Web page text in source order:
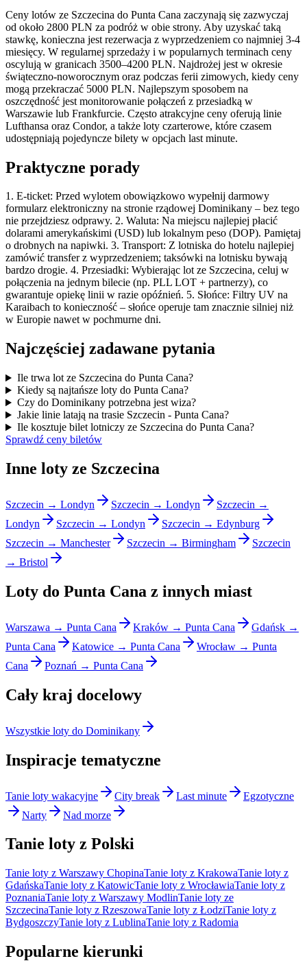
Ceny lotów ze Szczecina do Punta Cana zaczynają się zazwyczaj
od około 2800 PLN za podróż w obie strony. Aby uzyskać taką
stawkę, konieczna jest rezerwacja z wyprzedzeniem co najmniej 3-4
miesięcy. W regularnej sprzedaży i w popularnych terminach ceny
oscylują w granicach 3500–4200 PLN. Najdrożej jest w okresie
świąteczno-noworocznym oraz podczas ferii zimowych, kiedy ceny
mogą przekraczać 5000 PLN. Najlepszym sposobem na
oszczędność jest monitorowanie połączeń z przesiadką w
Warszawie lub Frankfurcie. Często atrakcyjne ceny oferują linie
Lufthansa oraz Condor, a także loty czarterowe, które czasem
udostępniają pojedyncze bilety w opcjach last minute.
Praktyczne porady
1. E-ticket: Przed wylotem obowiązkowo wypełnij darmowy
formularz elektroniczny na stronie rządowej Dominikany – bez tego
nie przejdziesz odprawy. 2. Waluta: Na miejscu najlepiej płacić
dolarami amerykańskimi (USD) lub lokalnym peso (DOP). Pamiętaj
o drobnych na napiwki. 3. Transport: Z lotniska do hotelu najlepiej
zamówić transfer z wyprzedzeniem; taksówki na lotnisku bywają
bardzo drogie. 4. Przesiadki: Wybierając lot ze Szczecina, celuj w
połączenia na jednym bilecie (np. PLL LOT + partnerzy), co
gwarantuje opiekę linii w razie opóźnień. 5. Słońce: Filtry UV na
Karaibach to konieczność – słońce operuje tam znacznie silniej niż
w Europie nawet w pochmurne dni.
Najczęściej zadawane pytania
Ile trwa lot ze Szczecina do Punta Cana?
Kiedy są najtańsze loty do Punta Cana?
Czy do Dominikany potrzebna jest wiza?
Jakie linie latają na trasie Szczecin - Punta Cana?
Ile kosztuje bilet lotniczy ze Szczecina do Punta Cana?
Sprawdź ceny biletów
Inne loty ze Szczecina
Szczecin → Londyn Szczecin → Londyn
Szczecin →
Londyn
Szczecin → Londyn
Szczecin → Edynburg
Szczecin → Manchester
Szczecin → Birmingham
Szczecin
→ Bristol
Loty do Punta Cana z innych miast
Warszawa → Punta Cana Kraków → Punta Cana
Gdańsk →
Punta Cana
Katowice → Punta Cana
Wrocław → Punta
Cana
Poznań → Punta Cana
Cały kraj docelowy
Wszystkie loty do Dominikany
Inspiracje tematyczne
Tanie loty wakacyjne City break Last minute
Egzotyczne
Narty
Nad morze
Tanie loty z Polski
Tanie loty z Warszawy ChopinaTanie loty z KrakowaTanie loty z
GdańskaTanie loty z KatowicTanie loty z WrocławiaTanie loty z
PoznaniaTanie loty z Warszawy ModlinTanie loty ze
SzczecinaTanie loty z RzeszowaTanie loty z ŁodziTanie loty z
BydgoszczyTanie loty z LublinaTanie loty z Radomia
Popularne kierunki